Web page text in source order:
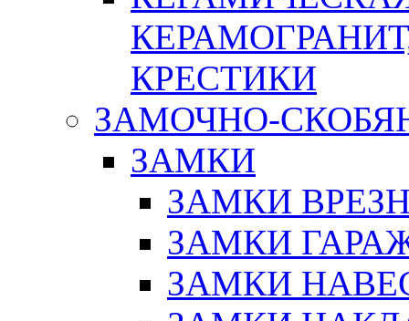
КРЕСТИКИ
ЗАМОЧНО-
ЗАМКИ
ЗАМКИ
ЗАМКИ
ЗАМКИ